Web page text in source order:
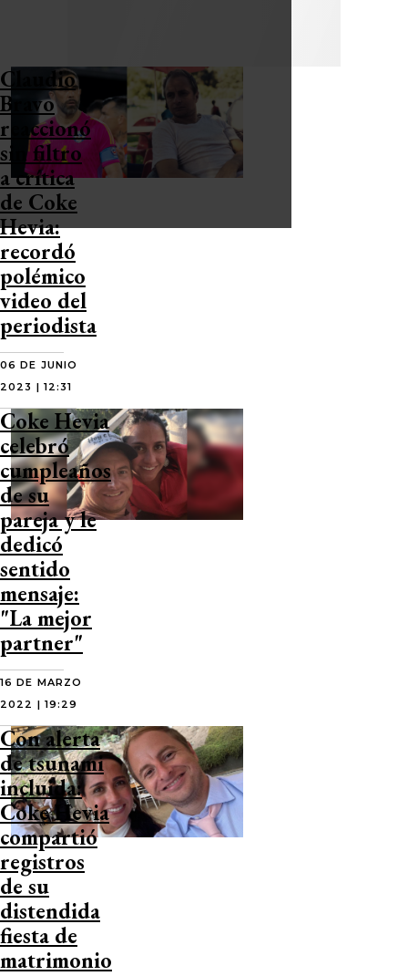
Claudio
Bravo
reaccionó
sin filtro
a crítica
de Coke
Hevia:
recordó
polémico
video del
periodista
06 DE JUNIO
2023 | 12:31
Coke Hevia
celebró
cumpleaños
de su
pareja y le
dedicó
sentido
mensaje:
"La mejor
partner"
16 DE MARZO
2022 | 19:29
Con alerta
de tsunami
incluida:
Coke Hevia
compartió
registros
de su
distendida
fiesta de
matrimonio